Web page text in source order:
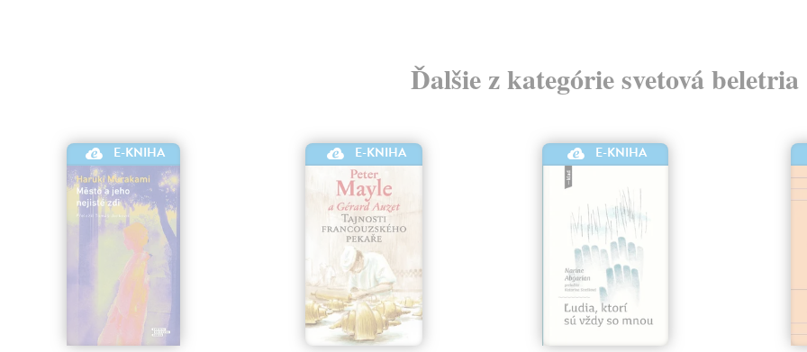
Ďalšie z kategórie svetová beletria
E-KNIHA E-KNIHA E-KNIHA